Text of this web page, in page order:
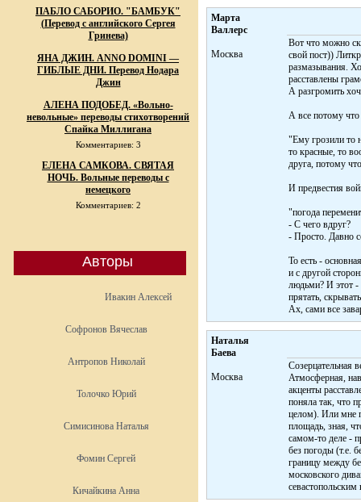
ПАБЛО САБОРИО. "БАМБУК"
(Перевод с английского Сергея
Гринева)
ЯНА ДЖИН. ANNO DOMINI —
ГИБЛЫЕ ДНИ. Перевод Нодара
Джин
АЛЕНА ПОДОБЕД. «Вольно-
невольные» переводы стихотворений
Спайка Миллигана
Комментариев: 3
ЕЛЕНА САМКОВА. СВЯТАЯ
НОЧЬ. Вольные переводы с
немецкого
Комментариев: 2
Авторы
Ивакин Алексей
Софронов Вячеслав
Антропов Николай
Толочко Юрий
Симисинова Наталья
Фомин Сергей
Кичайкина Анна
Марта
Валлерс
Москва
Вот что можно
свой пост))
размазывания.
расставлены
А разгромить
А все потому что
"Ему грозили то
то красные, то
друга, потому
И предвестия
"погода
- С чего вдруг?
- Просто. Давно
То есть -
и с другой
людьми? И этот -
прятать,
Ах, сами все
Наталья
Баева
Москва
Созерцательная
Атмосферная,
акценты
поняла так, что
целом). Или мне
площадь, зная,
самом-то деле -
без погоды (т.е.
границу между
московского